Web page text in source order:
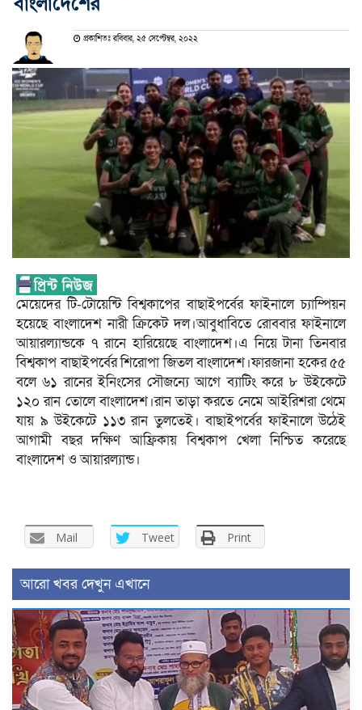
প্রকাশিতঃ রবিবার, ২৫ সেপ্টেম্বর, ২০২২
মেয়েদের টি-টোয়েন্টি বিশ্বকাপের বাছাইপর্বের ফাইনালে চ্যাম্পিয়ন
হয়েছে বাংলাদেশ নারী ক্রিকেট দল।আবুধাবিতে রোববার ফাইনালে
আয়ারল্যান্ডকে ৭ রানে হারিয়েছে বাংলাদেশ।এ নিয়ে টানা তিনবার
বিশ্বকাপ বাছাইপর্বের শিরোপা জিতল বাংলাদেশ।ফারজানা হকের ৫৫
বলে ৬১ রানের ইনিংসের সৌজন্যে আগে ব্যাটিং করে ৮ উইকেটে
১২০ রান তোলে বাংলাদেশ।রান তাড়া করতে নেমে আইরিশরা থেমে
যায় ৯ উইকেটে ১১৩ রান তুলতেই। বাছাইপর্বের ফাইনালে উঠেই
আগামী বছর দক্ষিণ আফ্রিকায় বিশ্বকাপ খেলা নিশ্চিত করেছে
বাংলাদেশ ও আয়ারল্যান্ড।
Mail Tweet Print
আরো খবর দেখুন এখানে